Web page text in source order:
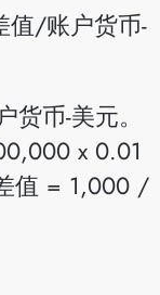
值/账户货币-
币-美元。
x 0.01
值 = 1,000 /